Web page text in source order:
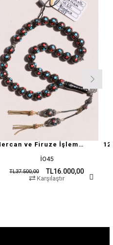
Mercan ve Firuze İşlemeli Oltu Taşı
TL16.000,00 TL37.500,00